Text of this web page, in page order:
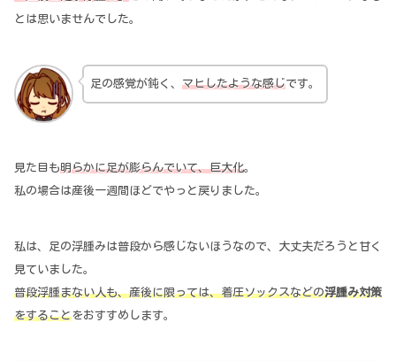
とは思いませんでした。
足の感覚が鈍く、 マヒしたような感じです。
見た目も明らかに足が膨らんでいて、巨大化。
私の場合は産後一週間ほどでやっと戻りました。
私は、足の浮腫みは普段から感じないほうなので、大丈夫だろうと甘く
見ていました。
普段浮腫まない人も、産後に限っては、着圧ソックスなどの浮腫み対策
をすることをおすすめします。